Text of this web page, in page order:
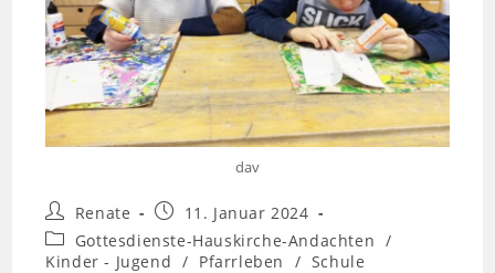
dav
Renate
11. Januar 2024
Gottesdienste-Hauskirche-Andachten /
Kinder - Jugend / Pfarrleben / Schule